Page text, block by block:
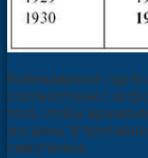
Календарный год
соответствии с
того, чтобы
же день. В
сместились.